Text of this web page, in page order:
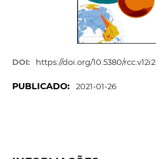
DOI: https://doi.org/10.5380/rcc.v12i2
PUBLICADO: 2021-01-26